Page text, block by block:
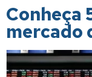
Conheça
mercado